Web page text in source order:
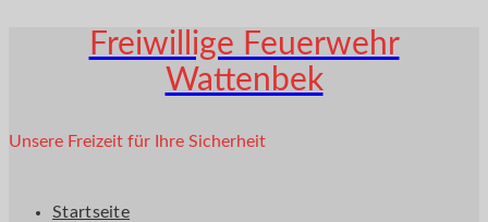
Freiwillige Feuerwehr
Wattenbek
Unsere Freizeit für Ihre Sicherheit
Startseite